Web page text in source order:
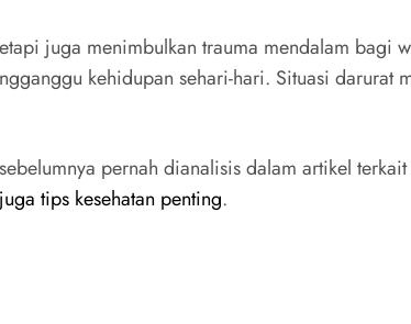
juga menimbulkan trauma mendalam bagi
kehidupan sehari-hari. Situasi darurat
pernah dianalisis dalam artikel
tips kesehatan penting.